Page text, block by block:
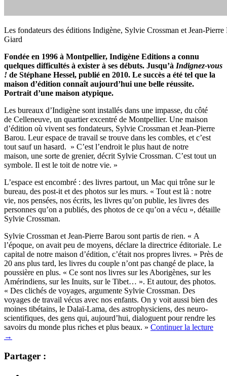
Les fondateurs des éditions Indigène, Sylvie Crossman et Jean-
Giard
Fondée en 1996 à Montpellier, Indigène Editions a connu
quelques difficultés à exister à ses débuts. Jusqu’à Indignez-vous
! de Stéphane Hessel, publié en 2010. Le succès a été tel que la
maison d’édition connaît aujourd’hui une belle réussite.
Portrait d’une maison atypique.
Les bureaux d’Indigène sont installés dans une impasse, du côté
de Celleneuve, un quartier excentré de Montpellier. Une maison
d’édition où vivent ses fondateurs, Sylvie Crossman et Jean-Pierre
Barou. Leur espace de travail se trouve dans les combles, et c’est
tout sauf un hasard. » C’est l’endroit le plus haut de notre
maison, une sorte de grenier, décrit Sylvie Crossman. C’est tout un
symbole. Il est le toit de notre vie. »
L’espace est encombré : des livres partout, un Mac qui trône sur le
bureau, des post-it et des photos sur les murs. « Tout est là : notre
vie, nos pensées, nos écrits, les livres qu’on publie, les livres des
personnes qu’on a publiés, des photos de ce qu’on a vécu », détaille
Sylvie Crossman.
Sylvie Crossman et Jean-Pierre Barou sont partis de rien. « A
l’époque, on avait peu de moyens, déclare la directrice éditoriale. Le
capital de notre maison d’édition, c’était nos propres livres. » Près de
20 ans plus tard, les livres du couple n’ont pas changé de place, la
poussière en plus. « Ce sont nos livres sur les Aborigènes, sur les
Amérindiens, sur les Inuits, sur le Tibet… ». Et autour, des photos.
« Des clichés de voyages, argumente Sylvie Crossman. Des
voyages de travail vécus avec nos enfants. On y voit aussi bien des
moines tibétains, le Dalaï-Lama, des astrophysiciens, des neuro-
scientifiques, des gens qui, aujourd’hui, dialoguent pour rendre les
savoirs du monde plus riches et plus beaux. » Continuer la lecture
→
Partager :